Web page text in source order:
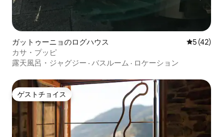
ガットゥーニョのログハウス レビュー
5 (42)
カサ・プッピ
露天風呂・ジャグジー · バスルーム · ロケーション
ゲストチョイス
ゲストチョイス